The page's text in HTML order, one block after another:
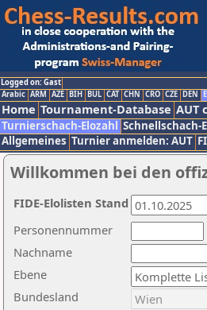
Logged on: Gast
Arabic ARM AZE BIH BUL CAT CHN CRO CZE DEN
Home Tournament-Database AUT
Turnierschach-Elozahl Schnellschach-
Allgemeines Turnier anmelden: AUT
Willkommen bei den
Nachname
Ebene
Personennummer
Bundesland
FIDE-Elolisten Stand